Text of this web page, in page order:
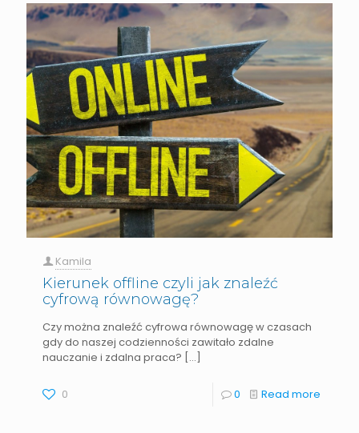
Kamila
Kierunek offline czyli jak znaleźć
cyfrową równowagę?
Czy można znaleźć cyfrowa równowagę w czasach
gdy do naszej codzienności zawitało zdalne
nauczanie i zdalna praca? […]
0 0 Read more